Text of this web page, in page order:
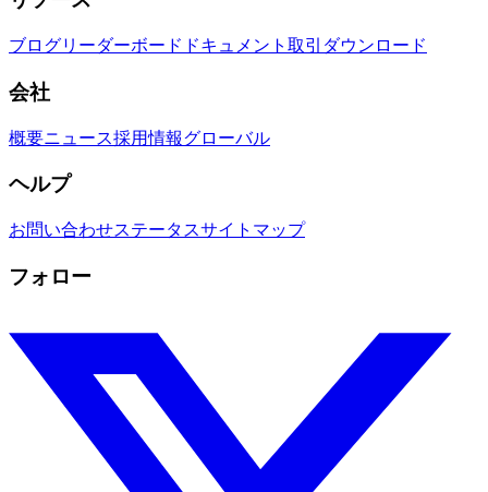
ブログリーダーボード ドキュメント 取引 ダウンロード
会社
概要ニュース採用情報グローバル
ヘルプ
お問い合わせステータスサイトマップ
フォロー